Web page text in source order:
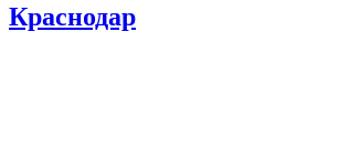
Краснодар